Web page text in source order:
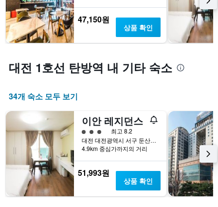
47,150원
상품 확인
대전 1호선 탄방역 내 기타 숙소
34개 숙소 모두 보기
이안 레지던스
3​성급
최고 8.2
대전 대전광역시 서구 둔산로65번길 29
4.9km 중심가까지의 거리
51,993원
상품 확인